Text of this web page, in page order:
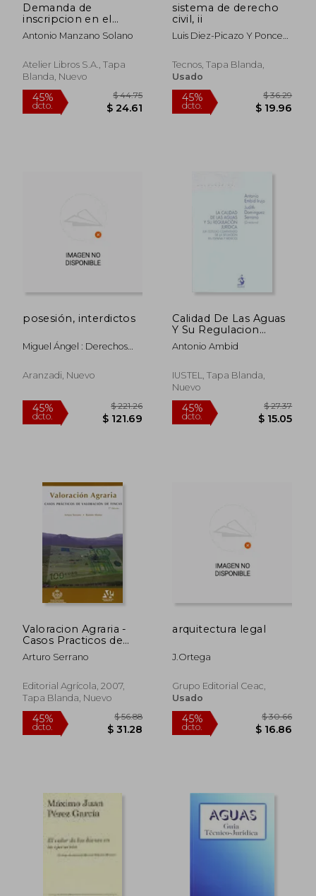
45%
dcto.
Demanda de
inscripcion en el
registro de la
propiedad (principios
presentacion)
Antonio Manzano Solano
Atelier Libros S.A., Tapa
Blanda, Nuevo
45%
dcto. $ 24.61
sistema de derecho
civil, ii
Luis Diez-Picazo Y Ponce
Tecnos, Tapa Blanda,
Usado
45%
dcto.
posesión, interdictos
Miguel Ángel : Derechos
Derecho De Cultivo. Agua.
Derecho Min Torres Mateos
Aranzadi, Nuevo
Calidad De Las Aguas
Y Su Regulacion
Juridica
Antonio Ambid
IUSTEL, Tapa Blanda,
Nuevo
Valoracion Agraria -
Casos Practicos de
Valoracion de Fincas
Arturo Serrano
Editorial Agrícola, 2007,
Tapa Blanda, Nuevo
arquitectura legal
J.ortega
Grupo Editorial Ceac,
Usado